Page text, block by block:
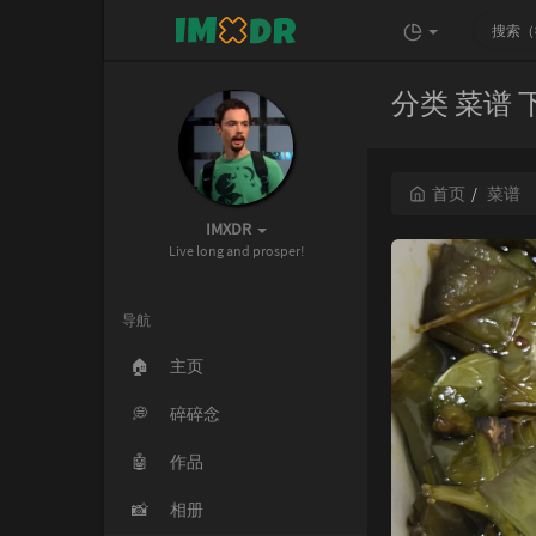
IMXDR
Live long and prosper!
导航
🏠 主页
💭 碎碎念
🤖 作品
📸 相册
分类 菜谱
首页 菜谱